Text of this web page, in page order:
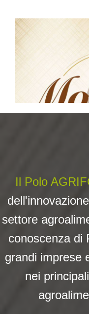
Il Polo
settore
conoscenza di
grandi imprese
nei